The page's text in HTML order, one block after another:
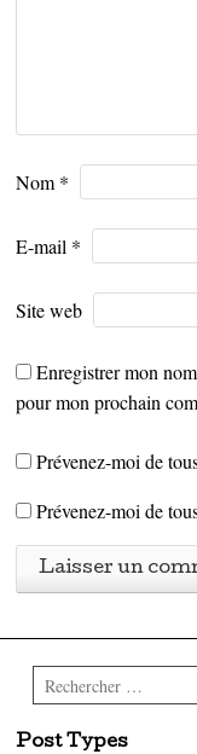
Nom *
E-mail *
Site web
Enregistrer mon
pour mon prochain
Prévenez-moi de
Prévenez-moi de
Rechercher
Post Types